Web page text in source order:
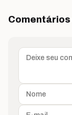
Comentários